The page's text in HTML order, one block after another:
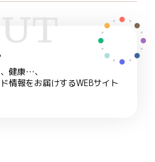
健康…、
情報をお届けするWEBサイト